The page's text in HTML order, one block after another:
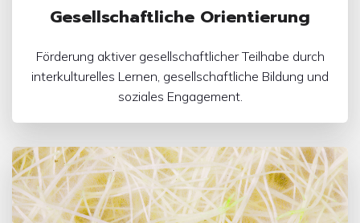
Gesellschaftliche Orientierung
Förderung aktiver gesellschaftlicher Teilhabe durch
interkulturelles Lernen, gesellschaftliche Bildung und
soziales Engagement.